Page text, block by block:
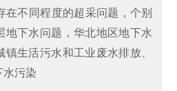
在不同程度的超采问题，个别
地下水问题，华北地区地下水
生活污水和工业废水排放、
水污染